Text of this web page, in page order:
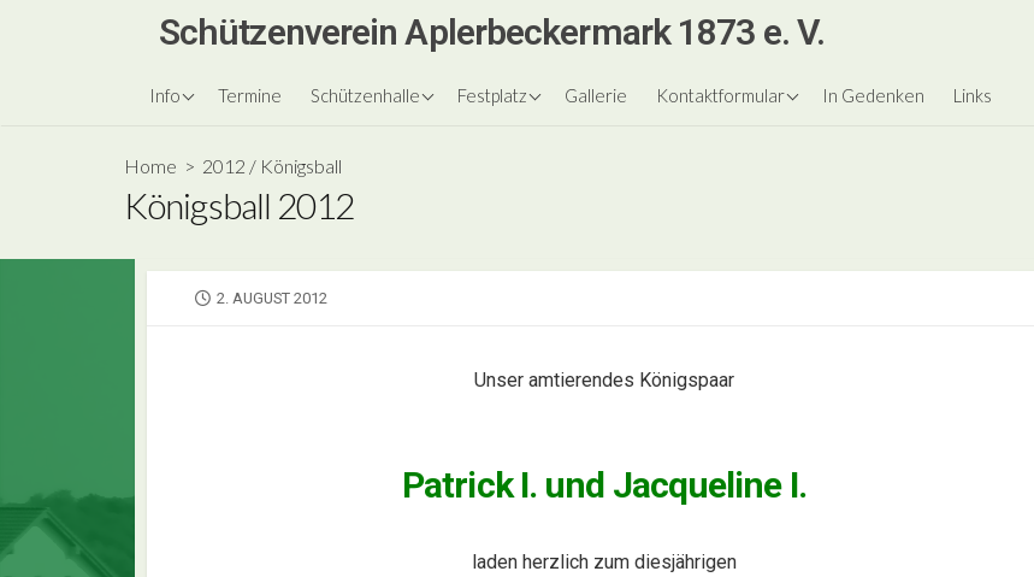
Schützenverein Aplerbeckermark 1873 e. V.
Info
über unsTermine Schützenhalle
Vereinsheim Festplatz
unsere Königspaare
Gallerie Kontaktformular
Gästebuch In Gedenken Links
Home > 2012 / Königsball
Königsball 2012
PUBLISHED
2. AUGUST 2012
Unser amtierendes Königspaar
Patrick I. und Jacqueline I.
laden herzlich zum diesjährigen